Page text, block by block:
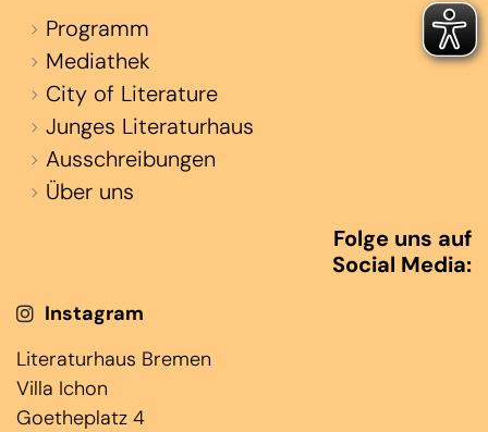
Programm
Mediathek
City of Literature
Junges Literaturhaus
Ausschreibungen
Über uns
Folge uns auf
Social Media:
Instagram
Literaturhaus Bremen
Villa Ichon
Goetheplatz 4